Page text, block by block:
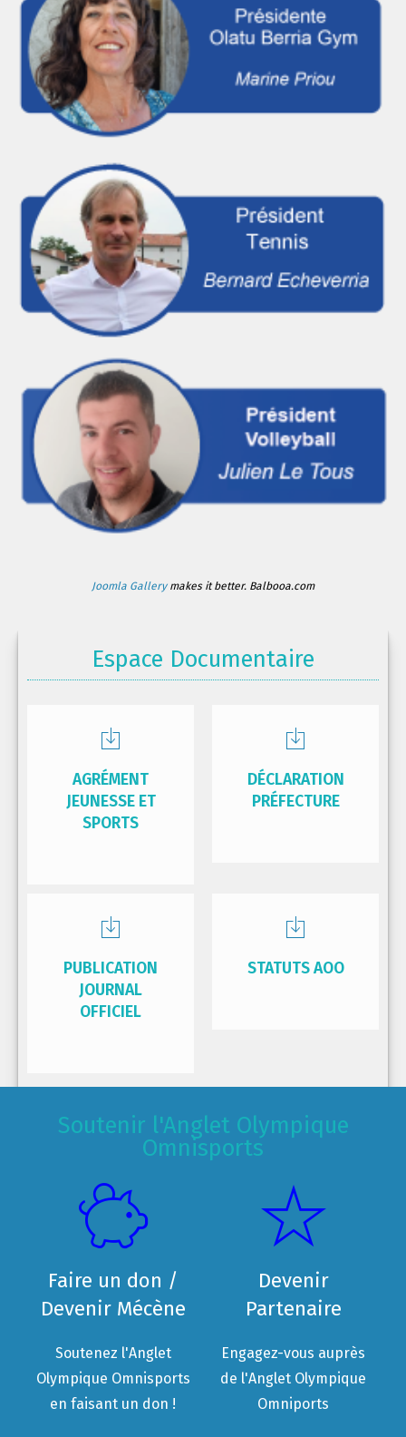
Joomla Gallerymakes it better. Balbooa.com
Espace Documentaire
AGRÉMENT
JEUNESSE ET
SPORTS
DÉCLARATION
PRÉFECTURE
PUBLICATION
JOURNAL
OFFICIEL
STATUTS AOO
Soutenir l'Anglet Olympique
Omnisports
Faire un don /
Devenir Mécène
Soutenez l'Anglet
Olympique Omnisports
en faisant un don !
Devenir
Partenaire
Engagez-vous auprès
de l'Anglet Olympique
Omniports